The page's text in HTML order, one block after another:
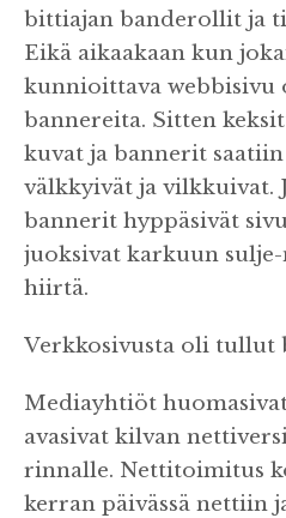
bittiajan banderollit ja
Eikä aikaakaan kun
kunnioittava webbisivu
bannereita. Sitten
kuvat ja bannerit
välkkyivät ja vilkkuivat.
bannerit hyppäsivät
juoksivat karkuun sulje-
hiirtä.
Verkkosivusta oli tullut
Mediayhtiöt
avasivat kilvan
rinnalle. Nettitoimitus
kerran päivässä nettiin